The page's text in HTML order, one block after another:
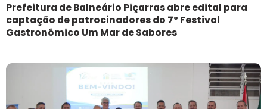
Prefeitura de Balneário Piçarras abre edital para
captação de patrocinadores do 7º Festival
Gastronômico Um Mar de Sabores